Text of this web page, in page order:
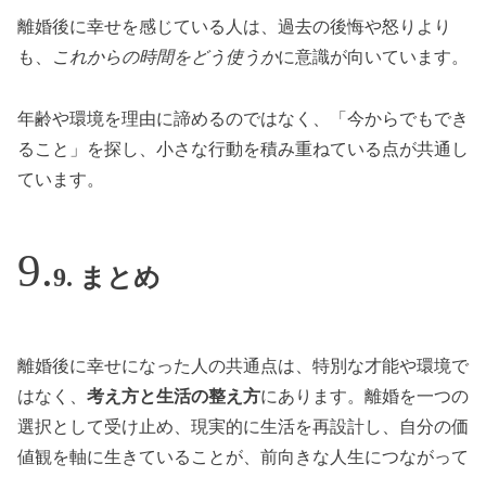
離婚後に幸せを感じている人は、過去の後悔や怒りより
も、
これからの時間をどう使うかに意識が向いています。
年齢や環境を理由に諦めるのではなく、「今からでもでき
ること」を探し、小さな行動を積み重ねている点が共通し
ています。
9. まとめ
離婚後に幸せになった人の共通点は、特別な才能や環境で
はなく、 考え方と生活の整え方にあります。離婚を一つの
選択として受け止め、現実的に生活を再設計し、自分の価
値観を軸に生きていることが、前向きな人生につながって